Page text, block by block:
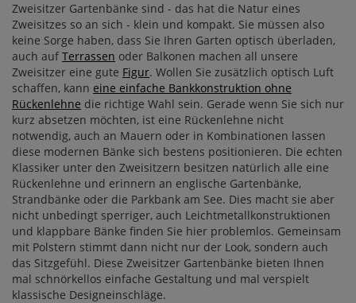
Zweisitzer Gartenbänke sind - das hat die Natur eines
Zweisitzes so an sich - klein und kompakt. Sie müssen also
keine Sorge haben, dass Sie Ihren Garten optisch überladen,
auch auf Terrassen oder Balkonen machen all unsere
Zweisitzer eine gute Figur. Wollen Sie zusätzlich optisch Luft
schaffen, kann eine einfache Bankkonstruktion ohne
Rückenlehne die richtige Wahl sein. Gerade wenn Sie sich nur
kurz absetzen möchten, ist eine Rückenlehne nicht
notwendig, auch an Mauern oder in Kombinationen lassen
diese modernen Bänke sich bestens positionieren. Die echten
Klassiker unter den Zweisitzern besitzen natürlich alle eine
Rückenlehne und erinnern an englische Gartenbänke,
Strandbänke oder die Parkbank am See. Dies macht sie aber
nicht unbedingt sperriger, auch Leichtmetallkonstruktionen
und klappbare Bänke finden Sie hier problemlos. Gemeinsam
mit Polstern stimmt dann nicht nur der Look, sondern auch
das Sitzgefühl. Diese Zweisitzer Gartenbänke bieten Ihnen
mal schnörkellos einfache Gestaltung und mal verspielt
klassische Designeinschläge.